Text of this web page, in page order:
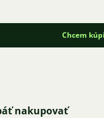
Chcem
nakupovať